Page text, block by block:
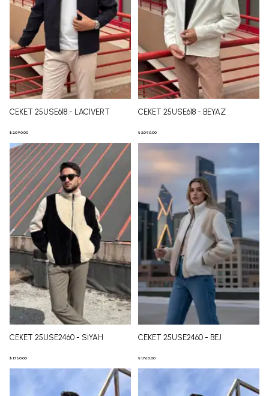
CEKET 25USE618 - LACİVERT
₺ 2,090.00
CEKET 25USE618 - BEYAZ
₺ 2,090.00
CEKET 25USE2460 - SİYAH
₺ 1,760.00
CEKET 25USE2460 - BEJ
₺ 1,760.00